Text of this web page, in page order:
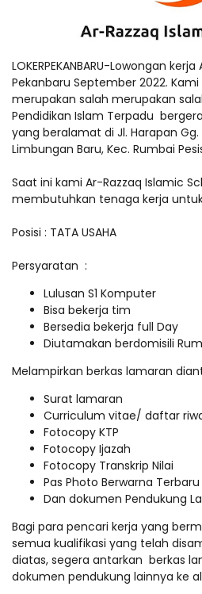
LOKERPEKANBARU-Lowongan
Pekanbaru September 2022.
merupakan salah merupakan
Pendidikan Islam Terpadu
yang beralamat di Jl. Harapan Gg.
Limbungan Baru, Kec. Rumbai
Saat ini kami Ar-Razzaq Islamic
membutuhkan tenaga kerja
Posisi : TATA USAHA
Persyaratan :
Lulusan S1 Komputer
Bisa bekerja tim
Bersedia bekerja full Day
Diutamakan berdomisili
Melampirkan berkas lamaran
Surat lamaran
Curriculum vitae/ daftar
Fotocopy KTP
Fotocopy Ijazah
Fotocopy Transkrip Nilai
Pas Photo Berwarna Terbaru
Dan dokumen Pendukung
Bagi para pencari kerja yang
semua kualifikasi yang telah
diatas, segera antarkan berkas
dokumen pendukung lainnya ke